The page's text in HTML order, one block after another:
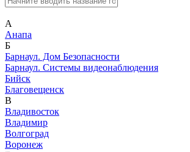
А
Анапа
Б
Барнаул. Дом Безопасности
Барнаул. Системы видеонаблюдения
Бийск
Благовещенск
В
Владивосток
Владимир
Волгоград
Воронеж